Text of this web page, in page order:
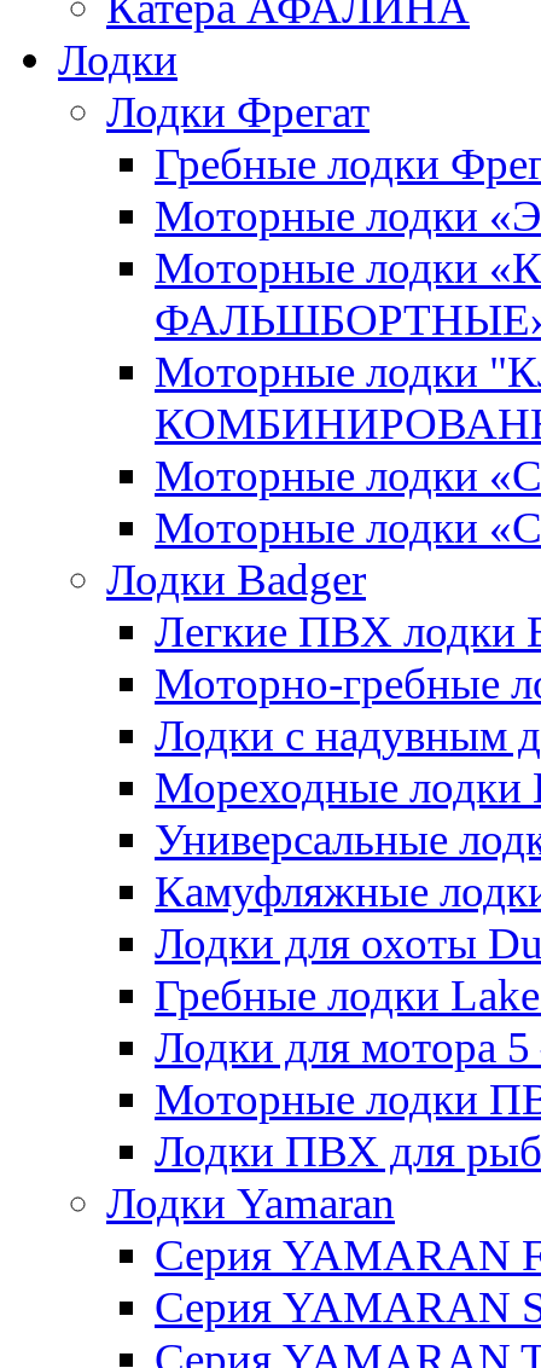
Лодки
Лодки Фрегат
Гребные лодки
Моторные лодки
Моторные лодки
Моторные лодки
Моторные
Моторные лодки
Лодки Badger
Легкие ПВХ лодки
Моторно-гребные
Лодки с надувным
Мореходные лодки
Универсальные
Камуфляжные
Лодки для охоты
Гребные лодки
Лодки для мотора
Моторные лодки
Лодки ПВХ для
Лодки Yamaran
Серия YAMARAN
Серия YAMARAN